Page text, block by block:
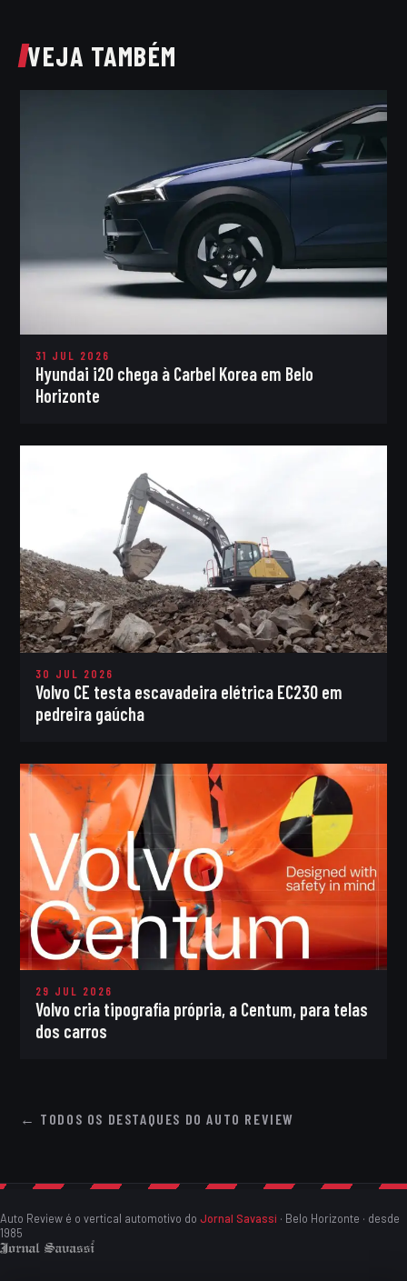
VEJA TAMBÉM
31 JUL 2026
Hyundai i20 chega à Carbel Korea em Belo
Horizonte
30 JUL 2026
Volvo CE testa escavadeira elétrica EC230 em
pedreira gaúcha
29 JUL 2026
Volvo cria tipografia própria, a Centum, para telas
dos carros
← TODOS OS DESTAQUES DO AUTO REVIEW
Auto Review é o vertical automotivo do Jornal Savassi · Belo Horizonte · desde
1985